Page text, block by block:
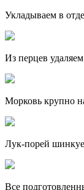
Укладываем в
Из перцев
Морковь крупно
Лук-порей
Все